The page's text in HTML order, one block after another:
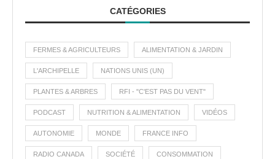
CATÉGORIES
FERMES & AGRICULTEURS ALIMENTATION & JARDIN
L'ARCHIPELLE NATIONS UNIS (UN)
PLANTES & ARBRES RFI - "C'EST PAS DU VENT"
PODCAST NUTRITION & ALIMENTATION VIDÉOS
AUTONOMIE MONDE FRANCE INFO
RADIO CANADA SOCIÉTÉ CONSOMMATION